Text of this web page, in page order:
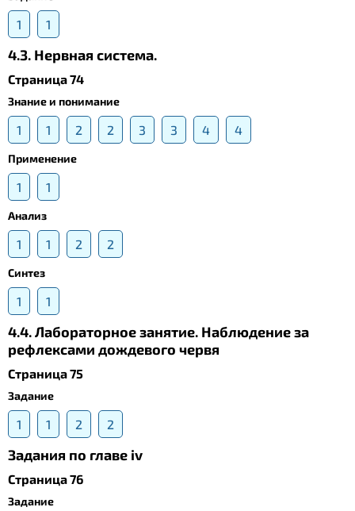
1 1
4.3. Нервная система.
Страница 74
Знание и понимание
1 1 2 2 3 3 4 4
Применение
1 1
Анализ
1 1 2 2
Синтез
1 1
4.4. Лабораторное занятие. Наблюдение за
рефлексами дождевого червя
Страница 75
Задание
1 1 2 2
Задания по главе iv
Страница 76
Задание